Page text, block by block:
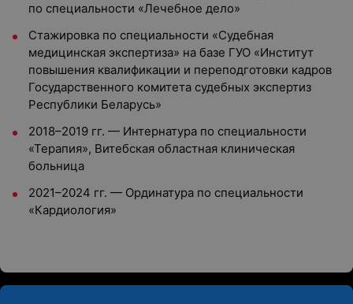
по специальности «Лечебное дело»
Стажировка по специальности «Судебная
медицинская экспертиза» на базе ГУО «Институт
повышения квалификации и переподготовки кадров
Государственного комитета судебных экспертиз
Республики Беларусь»
2018–2019 гг. — Интернатура по специальности
«Терапия», Витебская областная клиническая
больница
2021–2024 гг. — Ординатура по специальности
«Кардиология»